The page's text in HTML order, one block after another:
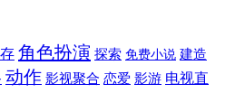
角色扮演 探索 免费小说 建造
动作 影视聚合 恋爱 影游 电视直